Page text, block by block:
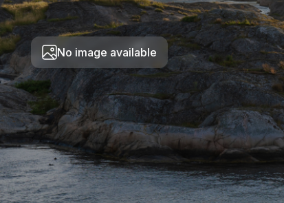
No image available